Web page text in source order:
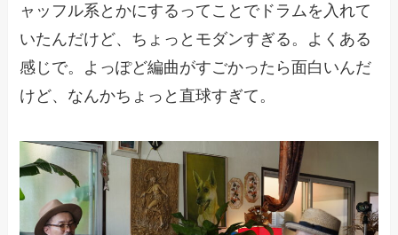
ャッフル系とかにするってことでドラムを入れて
いたんだけど、ちょっとモダンすぎる。よくある
感じで。よっぽど編曲がすごかったら面白いんだ
けど、なんかちょっと直球すぎて。